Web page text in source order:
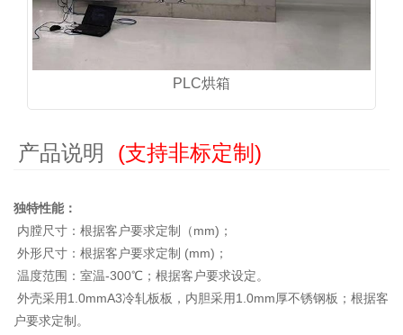
PLC烘箱
产品说明 (支持非标定制)
独特性能：
内膛尺寸：根据客户要求定制（mm)；
外形尺寸：根据客户要求定制 (mm)；
温度范围：室温-300℃；根据客户要求设定。
外壳采用1.0mmA3冷轧板板，内胆采用1.0mm厚不锈钢板；根据客
户要求定制。